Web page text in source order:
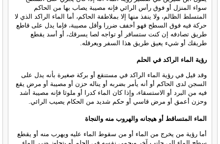
سواء المنزل أو فوق رأس الرائي فإنه مصيبة يصاب بها من الحاكم
المتسلط الظالم، ولا ينفذ منها إلا بملاطفة الحاكم، أما الماء الراكد الذي لا
حركة فيه فوق السطح فهو أخفف ضررا وأقل مصيبة، فإما يدل على قاطع
طريق تصادفه إن كنت ستسافر أو تواجه لصا يسرقك، أو أسد يقطع
طريقك أو شيء يعيق طريق هذا السفر ويعرقله.
رؤية الماء الراكد في الحلم
وقد قيل في رؤية الماء الراكد في مستنقع أو بركة صغيرة بأنه يدل على
السجن لدى الحاكم أو أنه يأمر بضربه أو يناله حزن أو مصيبة أو مرض يقع
فيه من البرد أو الاستسقاء، وإذا كان الماء كدرا أو ملوثا فإنه مصيبة أشد
وحزن أعمق أو مرض قاسي أو حكم شديد من الحكام يصيب الرائي.
الماء المتساقط أو هيجانه والهروب منه والنجاة
أما رؤية من يخرج من الماء أو من سقوط الماء عليه ويهرب منه أو يقطع